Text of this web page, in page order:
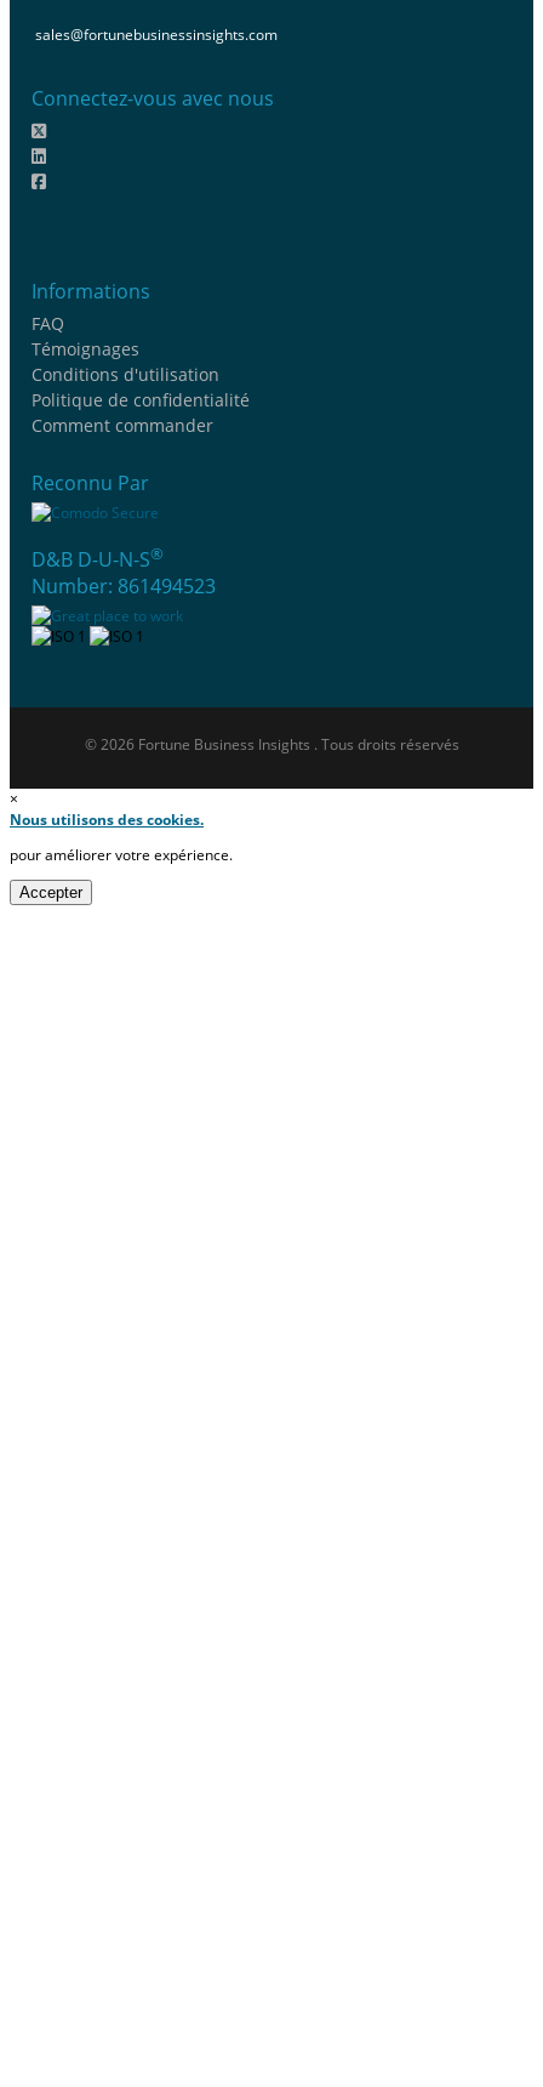
sales@fortunebusinessinsights.com
Connectez-vous avec nous
Informations
FAQ
Témoignages
Conditions d'utilisation
Politique de confidentialité
Comment commander
Reconnu Par
D&B D-U-N-S®
Number: 861494523
© 2026 Fortune Business Insights . Tous droits réservés
×
Nous utilisons des cookies.
pour améliorer votre expérience.
Accepter